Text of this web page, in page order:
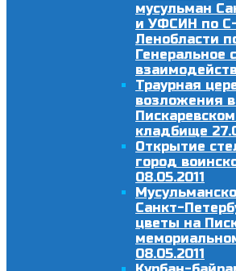
мусульман
и УФСИН по
Ленобласти
Генеральное
Траурная
возложения
кладбище
Открытие
город
08.05.2011
Санкт-
цветы на
08.05.2011